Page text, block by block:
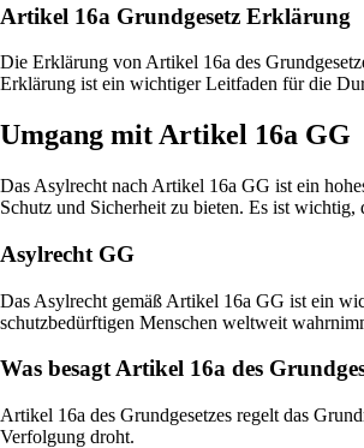
Artikel 16a Grundgesetz Erklärung
Die Erklärung von Artikel 16a des
Erklärung ist ein wichtiger Leitfaden für die
Umgang mit Artikel 16a GG
Das Asylrecht nach Artikel 16a GG ist ein
Schutz und Sicherheit zu bieten. Es ist wichtig,
Asylrecht GG
Das Asylrecht gemäß Artikel 16a GG ist ein
schutzbedürftigen Menschen weltweit
Was besagt Artikel 16a des
Artikel 16a des Grundgesetzes regelt das
Verfolgung droht.